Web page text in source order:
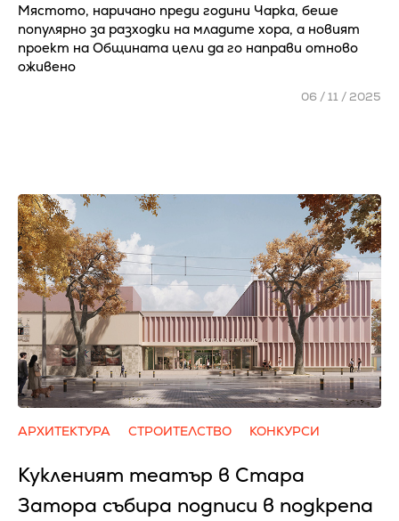
Мястото, наричано преди години Чарка, беше
популярно за разходки на младите хора, а новият
проект на Общината цели да го направи отново
оживено
06 / 11 / 2025
АРХИТЕКТУРА СТРОИТЕЛСТВО КОНКУРСИ
Кукленият театър в Стара
Затора събира подписи в подкрепа